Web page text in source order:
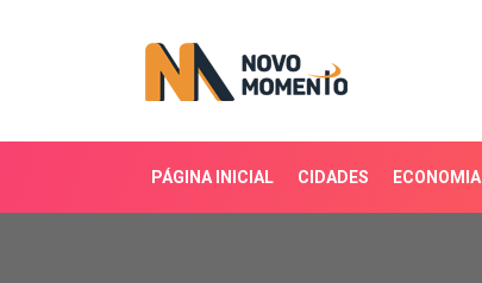
PÁGINA INICIAL CIDADES ECONOMIA